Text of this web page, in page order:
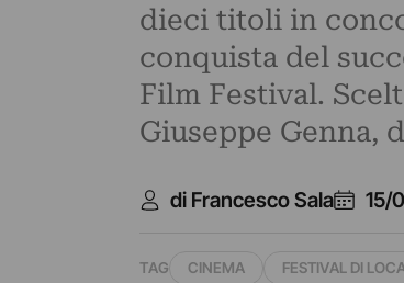
dieci titoli in
conquista del
Film Festival.
Giuseppe Genna,
di Francesco Sala 15/
TAG CINEMA FESTIVAL DI